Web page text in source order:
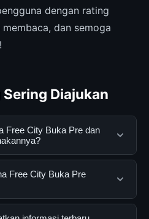
dengan rating
dan semoga
Diajukan
Free City Buka Pre dan
Buka Pre adalah layanan
membantu pengguna
dan terpercaya. Anda
mengunjungi situs
Free City Buka Pre
City Buka Pre dapat